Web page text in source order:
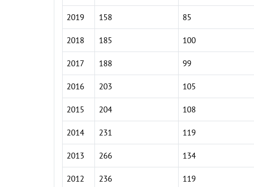
2019 158 85
2018 185 100
2017 188 99
2016 203 105
2015 204 108
2014 231 119
2013 266 134
2012 236 119